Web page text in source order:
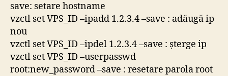
save: setare hostname
vzctl set VPS_ID –ipadd 1.2.3.4 –save : adăugă ip
nou
vzctl set VPS_ID –ipdel 1.2.3.4 –save : șterge ip
vzctl set VPS_ID –userpasswd
root:new_password –save : resetare parola root